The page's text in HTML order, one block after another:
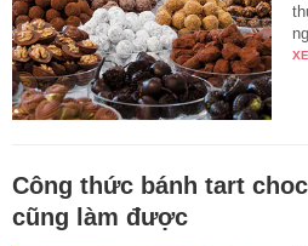
Công thức bánh tart
cũng làm được